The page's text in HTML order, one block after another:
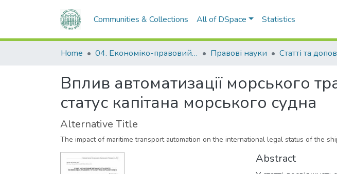
Communities & Collections All of DSpace Statistics
Home 04. Економіко-правовий факультет Правові науки
Вплив автоматизації морського
статус капітана морського судна
Alternative Title
The impact of maritime transport automation on the international legal status of the
Abstract